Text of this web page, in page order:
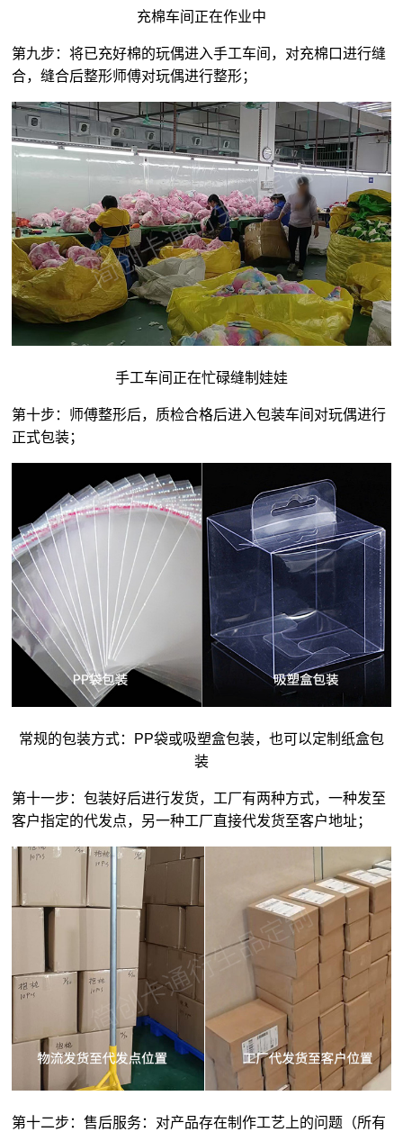
充棉车间正在作业中
第九步：将已充好棉的玩偶进入手工车间，对充棉口进行缝
合，缝合后整形师傅对玩偶进行整形；
手工车间正在忙碌缝制娃娃
第十步：师傅整形后，质检合格后进入包装车间对玩偶进行
正式包装；
常规的包装方式：PP袋或吸塑盒包装，也可以定制纸盒包
装
第十一步：包装好后进行发货，工厂有两种方式，一种发至
客户指定的代发点，另一种工厂直接代发货至客户地址；
第十二步：售后服务：对产品存在制作工艺上的问题（所有